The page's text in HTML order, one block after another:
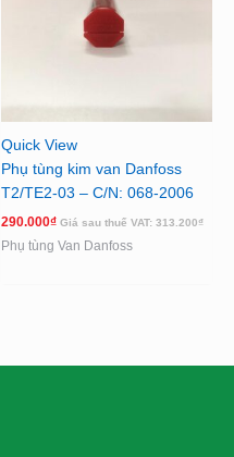
Quick View
Phụ tùng kim van Danfoss
T2/TE2-03 – C/N: 068-2006
290.000₫ Giá sau thuế VAT: 313.200₫
Phụ tùng Van Danfoss